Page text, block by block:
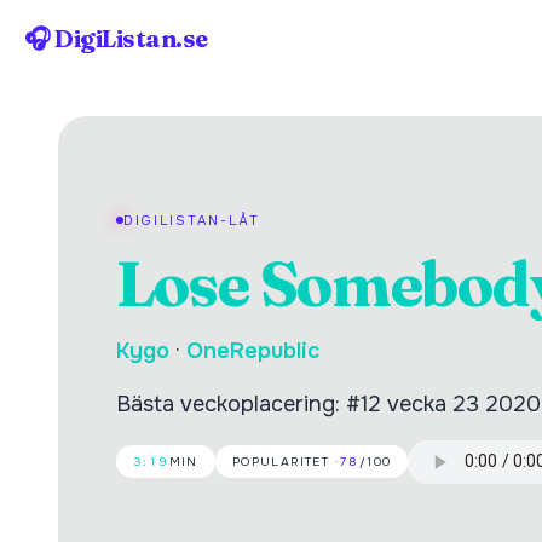
🎧 DigiListan.se
DIGILISTAN-LÅT
Lose
Kygo · OneRepublic
Bästa veckoplacering: #12 vecka 23
3:19 MIN POPULARITET ·78 /100